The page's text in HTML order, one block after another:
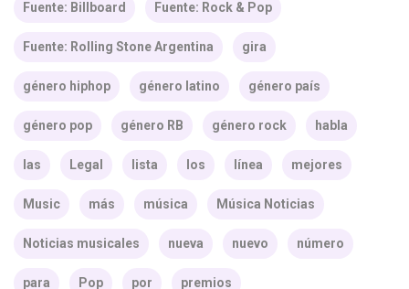
Fuente: Billboard Fuente: Rock & Pop
Fuente: Rolling Stone Argentina gira
género hiphop género latino género país
género pop género RB género rock habla
las Legal lista los línea mejores
Music más música Música Noticias
Noticias musicales nueva nuevo número
para Pop por premios